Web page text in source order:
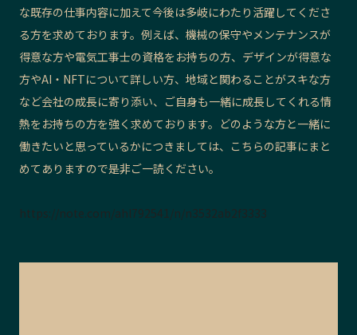
な既存の仕事内容に加えて今後は多岐にわたり活躍してくださ
る方を求めております。例えば、機械の保守やメンテナンスが
得意な方や電気工事士の資格をお持ちの方、デザインが得意な
方やAI・NFTについて詳しい方、地域と関わることがスキな方
など会社の成長に寄り添い、ご自身も一緒に成長してくれる情
熱をお持ちの方を強く求めております。どのような方と一緒に
働きたいと思っているかにつきましては、こちらの記事にまと
めてありますので是非ご一読ください。
https://note.com/ahl792541/n/n3532ab2f3333